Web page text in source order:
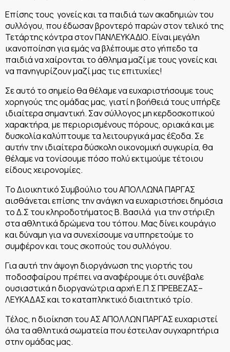
Επίσης τους γονείς και τα παιδιά των ακαδημιών του
συλλόγου, που έδωσαν βροντερό παρών στον τελικό της
Τετάρτης κόντρα στον ΠΑΝΛΕΥΚΑΔΙΟ. Είναι μεγάλη
ικανοποίηση για εμάς να βλέπουμε στο γήπεδο τα
παιδιά να χαίρονται το άθλημα μαζί με τους γονείς και
να πανηγυρίζουν μαζί μας τις επιτυχίες!
Σε αυτό το σημείο θα θέλαμε να ευχαριστήσουμε τους
χορηγούς της ομάδας μας, γιατί η βοήθειά τους υπήρξε
ιδιαίτερα σημαντική. Σαν σύλλογος μη κερδοσκοπικού
χαρακτήρα, με περιορισμένους πόρους, οριακά και με
δυσκολία καλύπτουμε τα λειτουργικά μας έξοδα. Σε
αυτήν την ιδιαίτερα δύσκολη οικονομική συγκυρία, θα
θέλαμε να τονίσουμε πόσο πολύ εκτιμούμε τέτοιου
είδους χειρονομίες.
Το Διοικητικό Συμβούλιο του ΑΠΟΛΛΩΝΑ ΠΑΡΓΑΣ
αισθάνεται επίσης την ανάγκη να ευχαριστήσει δημόσια
το Δ.Σ του κληροδοτήματος Β. Βασιλά για την στήριξη
στα αθλητικά δρώμενα του τόπου. Μας δίνει κουράγιο
και δύναμη για να συνεχίσουμε να υπηρετούμε το
συμφέρον και τους σκοπούς του συλλόγου.
Για αυτή την άψογη διοργάνωση της γιορτής του
ποδοσφαίρου πρέπει να αναφέρουμε ότι συνέβαλε
ουσιαστικά η διοργανώτρια αρχή Ε.Π.Σ ΠΡΕΒΕΖΑΣ–
ΛΕΥΚΑΔΑΣ και το καταπληκτικό διαιτητικό τρίο.
Τέλος, η διοίκηση του ΑΣ ΑΠΟΛΛΩΝ ΠΑΡΓΑΣ ευχαριστεί
όλα τα αθλητικά σωματεία που έστειλαν συγχαρητήρια
στην ομάδας μας.